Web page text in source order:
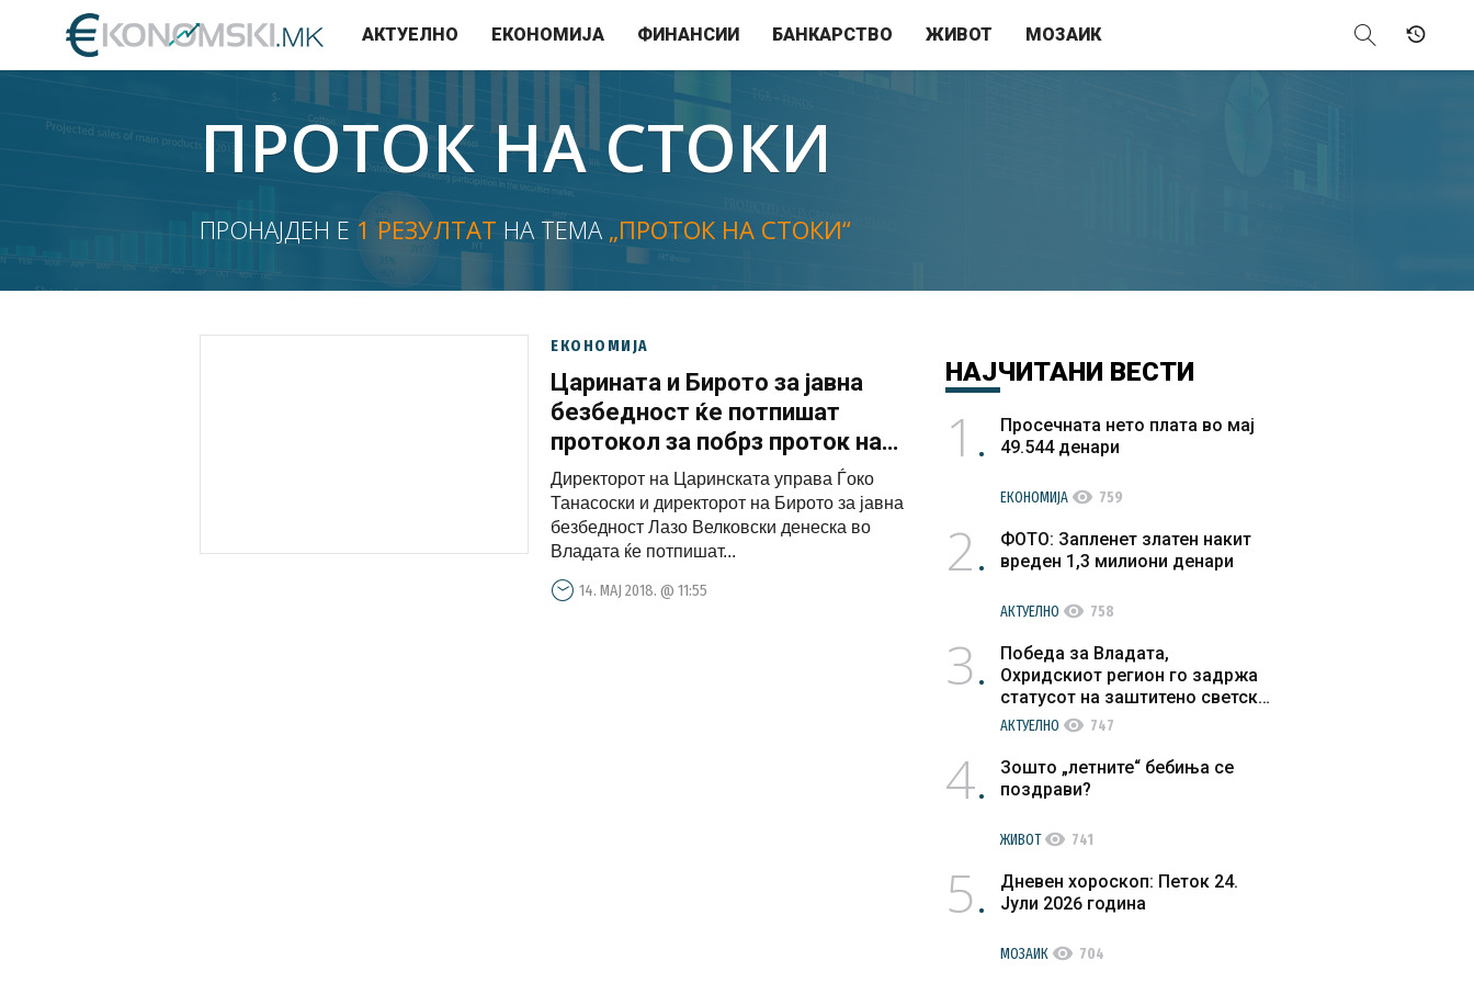
АКТУЕЛНО ЕКОНОМИЈА ФИНАНСИИ БАНКАРСТВО ЖИВОТ МОЗАИК
ПРОТОК НА СТОКИ
ПРОНАЈДЕН Е 1 РЕЗУЛТАТ НА ТЕМА „ПРОТОК НА СТОКИ“
ЕКОНОМИЈА
Царината и Бирото за јавна
безбедност ќе потпишат
протокол за побрз проток на
стоки
Директорот на Царинската управа Ѓоко
Танасоски и директорот на Бирото за јавна
безбедност Лазо Велковски денеска во
Владата ќе потпишат...
14. МАЈ 2018. @ 11:55
НАЈЧИТАНИ ВЕСТИ
1
Просечната нето плата во мај
49.544 денари
ЕКОНОМИЈА visibility 759
2
ФОТО: Запленет златен накит
вреден 1,3 милиони денари
АКТУЕЛНО visibility 758
3
Победа за Владата,
Охридскиот регион го задржа
статусот на заштитено светско
културно наследство
АКТУЕЛНО visibility 747
4
Зошто „летните“ бебиња се
поздрави?
ЖИВОТvisibility 741
5
Дневен хороскоп: Петок 24.
Јули 2026 година
МОЗАИК visibility 704